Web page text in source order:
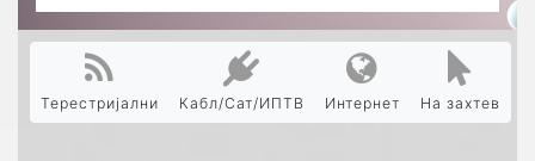
Терестријални Кабл/Сат/ИПТВ Интернет На захтев